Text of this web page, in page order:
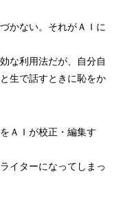
かない。 それがＡＩに
な利用法だが、
自分自
生で話すときに恥をか
ＡＩが校正・編集す
イターになってしまっ